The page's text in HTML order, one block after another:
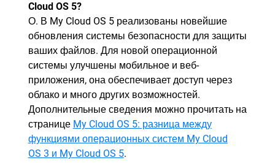
Cloud OS 5?
О. В My Cloud OS 5 реализованы новейшие
обновления системы безопасности для защиты
ваших файлов. Для новой операционной
системы улучшены мобильное и веб-
приложения, она обеспечивает доступ через
облако и много других возможностей.
Дополнительные сведения можно прочитать на
странице My Cloud OS 5: разница между
функциями операционных систем My Cloud
OS 3 и My Cloud OS 5.